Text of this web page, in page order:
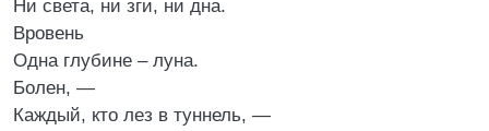
Ни света, ни зги, ни дна.
Вровень
Одна глубине – луна.
Болен, —
Каждый, кто лез в туннель, —